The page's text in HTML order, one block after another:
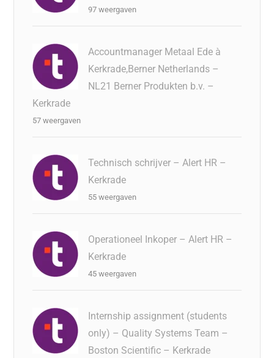
97 weergaven
Accountmanager Metaal Ede à
Kerkrade,Berner Netherlands –
NL21 Berner Produkten b.v. –
Kerkrade
57 weergaven
Technisch schrijver – Alert HR –
Kerkrade
55 weergaven
Operationeel Inkoper – Alert HR –
Kerkrade
45 weergaven
Internship assignment (students
only) – Quality Systems Team –
Boston Scientific – Kerkrade